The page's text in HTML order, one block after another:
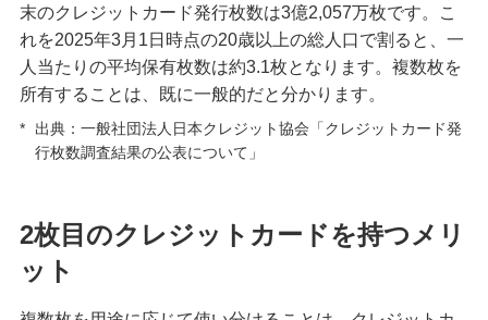
きっぷをクレジットカードで購入する3つの方法！
メリットと注意点も解説
クレジットカードを海外で利用すると手数料はど
のくらいかかる？注意点も紹介
までの手順を解説
る？仕組みや注意点も解説
末のクレジットカード発行枚数は3億2,057万枚です。こ
れを2025年3月1日時点の20歳以上の総人口で割ると、一
人当たりの平均保有枚数は約3.1枚となります。複数枚を
所有することは、既に一般的だと分かります。
*
出典：一般社団法人日本クレジット協会「クレジットカード発
行枚数調査結果の公表について」
2枚目のクレジットカードを持つメリ
ット